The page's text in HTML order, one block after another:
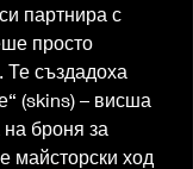
партнира с
просто
Те създадоха
(skins) – висша
броня за
майсторски ход